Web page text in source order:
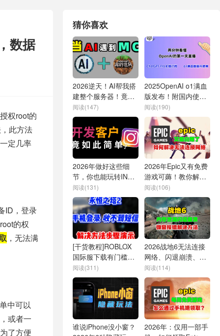
数据
权root的
此方法
定几率
ID，登录
的权
，无法满
中可以
或者一
了方便
猜你喜欢
2026逆天！AI帮我搭
建整个服务器！竟实
现和闺蜜联机？
阅读(147)
2025OpenAI o1满血
版发布！附国内使用
方法 | 2分钟看懂首日
直播 | ChatGPT
Plus/Pro国内购买指
南
阅读(190)
2026年做好这些细
节，你也能玩转INS
开发客户！
阅读(131)
2026年Epic又有免费
游戏可薅！教你解决
Epic无法联网问题
阅读(106)
[干货教程]ROBLOX
国际服下载有门槛！
手机注册登录解决方
法
阅读(311)
2026战地6无法连接
网络、闪退崩溃、弹
窗报错解决方法
阅读(114)
谁说iPhone没小窗？
2026年：仅用一部手